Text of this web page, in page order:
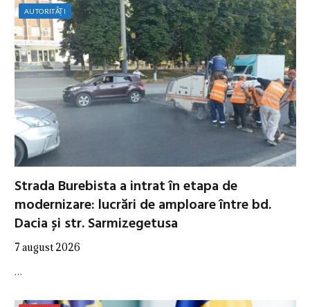
AUTORITĂȚI
Strada Burebista a intrat în etapa de
modernizare: lucrări de amploare între bd.
Dacia și str. Sarmizegetusa
7 august 2026
…